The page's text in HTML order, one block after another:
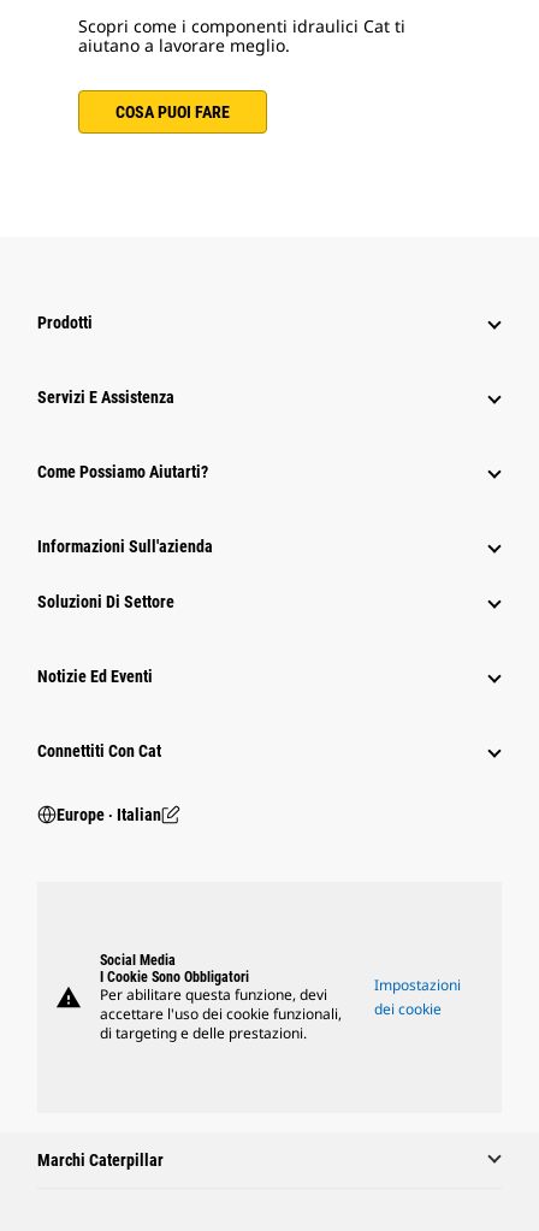
Scopri come i componenti idraulici Cat ti
aiutano a lavorare meglio.
COSA PUOI FARE
Prodotti
Servizi E Assistenza
Come Possiamo Aiutarti?
Informazioni Sull'azienda
Soluzioni Di Settore
Notizie Ed Eventi
Connettiti Con Cat
Europe ‧ Italian
warning
Social Media
I Cookie Sono Obbligatori
Per abilitare questa funzione, devi
accettare l'uso dei cookie funzionali,
di targeting e delle prestazioni.
Impostazioni
dei cookie
Marchi Caterpillar